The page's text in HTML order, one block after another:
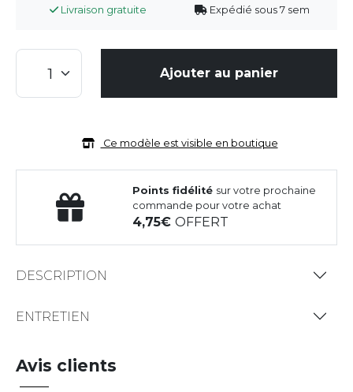
Livraison gratuite Expédié sous 7 sem
Ajouter au panier
Ce modèle est visible en boutique
Points fidélité sur votre prochaine
commande pour votre achat
4,75OFFERT
DESCRIPTION
ENTRETIEN
Avis clients